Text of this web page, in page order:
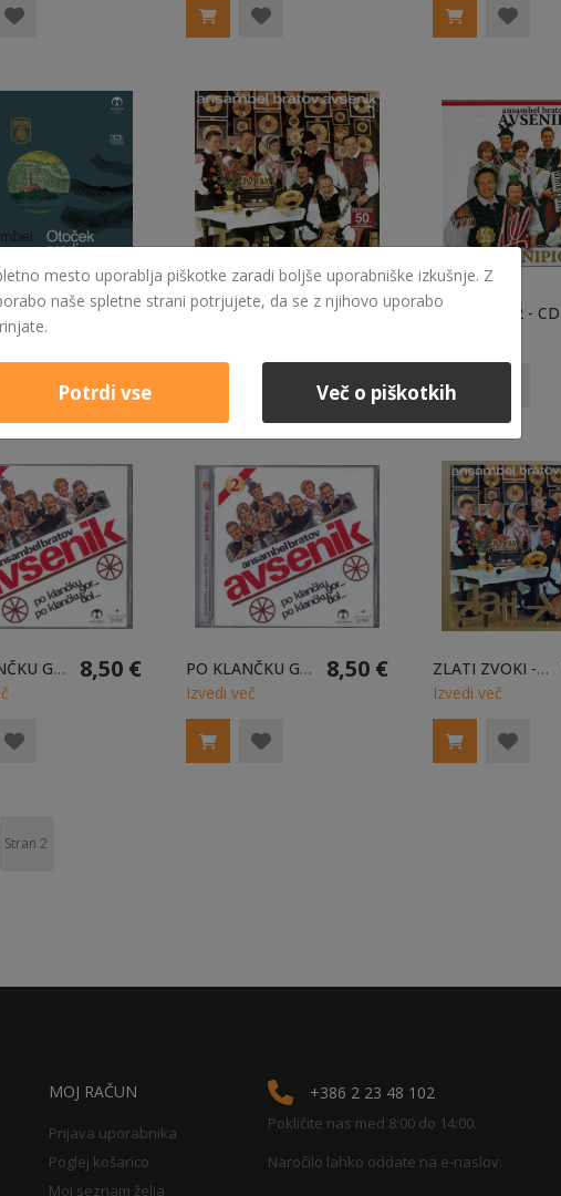
OTOČEK SREDI JEZERA - LP 26,90 € ZLATI ZVOKI - 2LP - ZADNJI KOSI 38,00 € ALFI NIPIČ 2 - CD
PO KLANČKU GOR... PO KLANČKU DOL... 1 - CD 8,50 € PO KLANČKU GOR... PO KLANČKU DOL... 2 - CD 8,50 €
Izvedi več
ZLATI ZVOKI - 2CD
Izvedi več
Stran 2
MOJ RAČUN
Prijava uporabnika
Poglej košarico
Moj seznam želja
+386 2 23 48 102
Pokličite nas med 8:00 do 14:00.
Naročilo lahko oddate na e-naslov:
mesto uporablja piškotke zaradi boljše uporabniške izkušnje. Z
naše spletne strani potrjujete, da se z njihovo uporabo
Potrdi vse Več o piškotkih